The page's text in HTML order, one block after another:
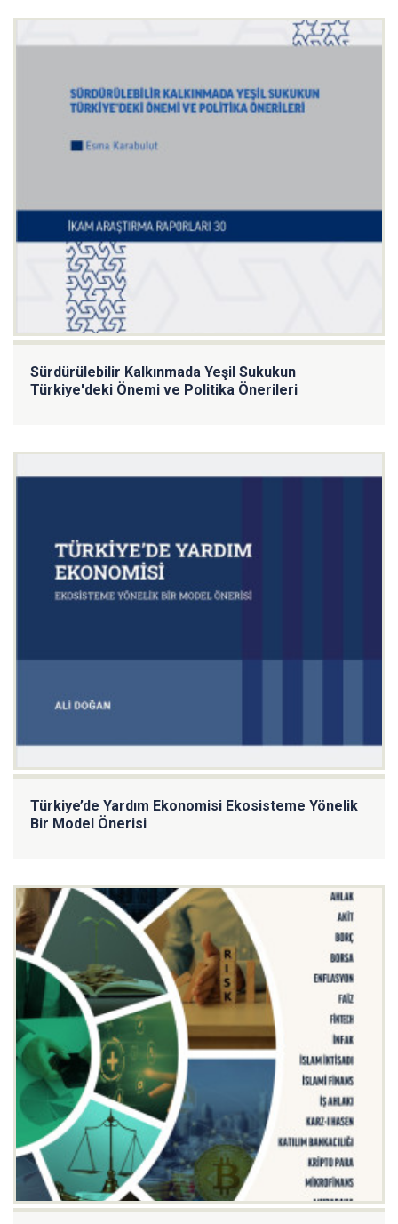
Sürdürülebilir Kalkınmada Yeşil Sukukun
Türkiye'deki Önemi ve Politika Önerileri
Türkiye’de Yardım Ekonomisi Ekosisteme Yönelik
Bir Model Önerisi